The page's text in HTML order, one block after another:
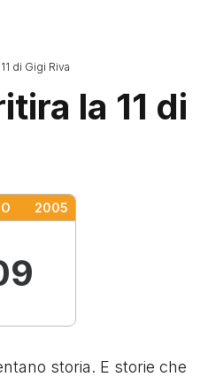
di Gigi Riva
la 11 di
2005
storia. E storie che